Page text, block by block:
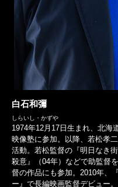
白石和彌
しらいし・かずや
1974年12月17日生まれ、北海
映像塾に参加。以降、若松孝
活動。若松監督の『明日なき
殺意』（04年）などで助監督
督の作品にも参加。2010年、
ー』で長編映画監督デビュー